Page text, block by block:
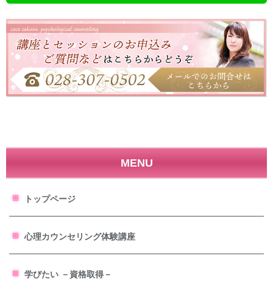
MENU
トップページ
心理カウンセリング体験講座
学びたい －資格取得－